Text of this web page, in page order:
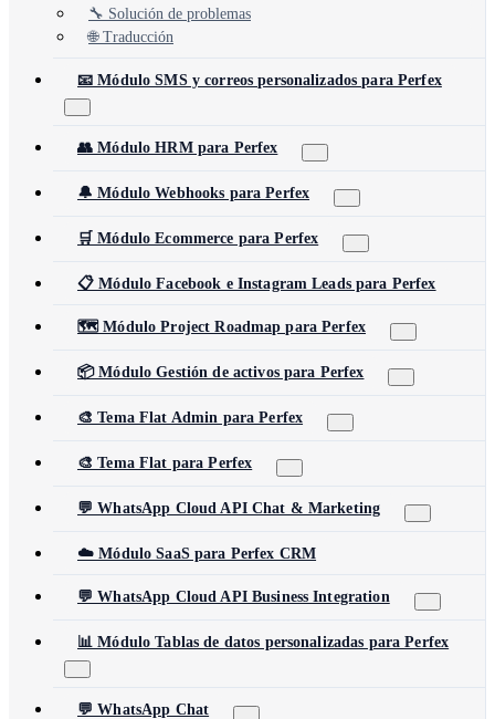
🔧 Solución de problemas
🌐 Traducción
📧 Módulo SMS y correos personalizados para Perfex
👥 Módulo HRM para Perfex
🔔 Módulo Webhooks para Perfex
🛒 Módulo Ecommerce para Perfex
📋 Módulo Facebook e Instagram Leads para Perfex
🗺️ Módulo Project Roadmap para Perfex
📦 Módulo Gestión de activos para Perfex
🎨 Tema Flat Admin para Perfex
🎨 Tema Flat para Perfex
💬 WhatsApp Cloud API Chat & Marketing
☁️ Módulo SaaS para Perfex CRM
💬 WhatsApp Cloud API Business Integration
📊 Módulo Tablas de datos personalizadas para Perfex
💬 WhatsApp Chat